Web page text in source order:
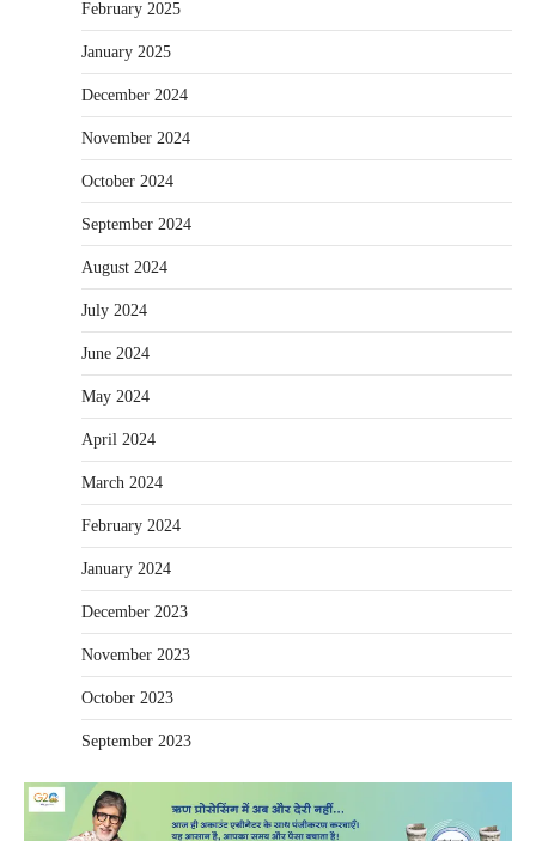
February 2025
January 2025
December 2024
November 2024
October 2024
September 2024
August 2024
July 2024
June 2024
May 2024
April 2024
March 2024
February 2024
January 2024
December 2023
November 2023
October 2023
September 2023